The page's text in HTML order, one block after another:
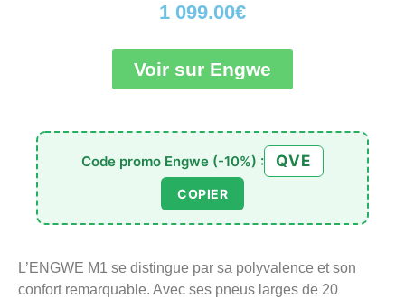
1 099.00€
Voir sur Engwe
Code promo Engwe (-10%) : QVE
COPIER
L’ENGWE M1 se distingue par sa polyvalence et son
confort remarquable. Avec ses pneus larges de 20